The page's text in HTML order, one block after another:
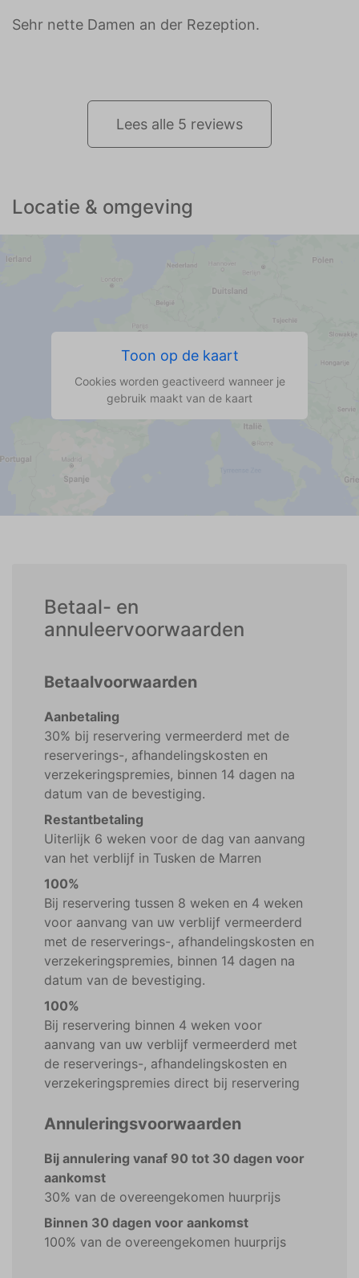
Sehr nette Damen an der Rezeption.
Lees alle 5 reviews
Locatie & omgeving
Toon op de kaart
Cookies worden geactiveerd wanneer je
gebruik maakt van de kaart
Betaal- en
annuleervoorwaarden
Betaalvoorwaarden
Aanbetaling
30% bij reservering vermeerderd met de
reserverings-, afhandelingskosten en
verzekeringspremies, binnen 14 dagen na
datum van de bevestiging.
Restantbetaling
Uiterlijk 6 weken voor de dag van aanvang
van het verblijf in Tusken de Marren
100%
Bij reservering tussen 8 weken en 4 weken
voor aanvang van uw verblijf vermeerderd
met de reserverings-, afhandelingskosten en
verzekeringspremies, binnen 14 dagen na
datum van de bevestiging.
100%
Bij reservering binnen 4 weken voor
aanvang van uw verblijf vermeerderd met
de reserverings-, afhandelingskosten en
verzekeringspremies direct bij reservering
Annuleringsvoorwaarden
Bij annulering vanaf 90 tot 30 dagen voor
aankomst
30% van de overeengekomen huurprijs
Binnen 30 dagen voor aankomst
100% van de overeengekomen huurprijs